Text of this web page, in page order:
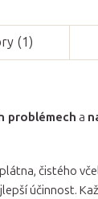
(1)
problémech a
čistého
účinnost.